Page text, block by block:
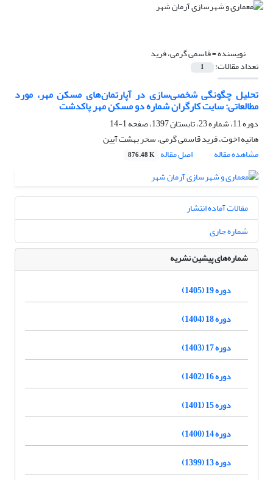
نویسنده =قاسمی گرمی، فرید
تعداد مقالات: 1
تحلیل چگونگی شخصی‌سازی در آپارتمان‌های مسکن مهر، مورد
مطالعاتی: سایت کارگران شماره دو مسکن مهر پاکدشت
دوره 11، شماره 23، تابستان 1397، صفحه
1-14
هانیه اخوت، فرید قاسمی گرمی، سحر بهشت آیین
مشاهده مقاله
اصل مقاله 876.48 K
مقالات آماده انتشار
شماره جاری
شماره‌های پیشین نشریه
دوره 19 (1405)
دوره 18 (1404)
دوره 17 (1403)
دوره 16 (1402)
دوره 15 (1401)
دوره 14 (1400)
دوره 13 (1399)